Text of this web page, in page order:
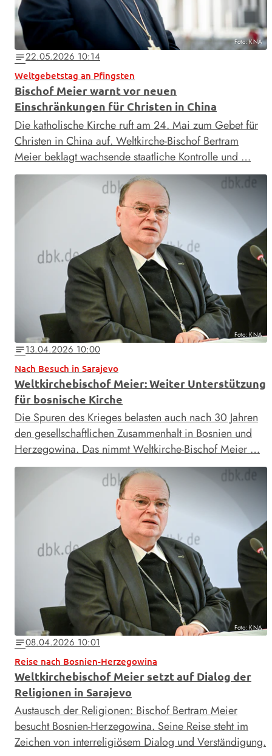
Foto: KNA
notes22.05.2026 10:14
Weltgebetstag an Pfingsten
Bischof Meier warnt vor neuen
Einschränkungen für Christen in China
Die katholische Kirche ruft am 24. Mai zum Gebet für
Christen in China auf. Weltkirche-Bischof Bertram
Meier beklagt wachsende staatliche Kontrolle und …
Foto: KNA
notes13.04.2026 10:00
Nach Besuch in Sarajevo
Weltkirchebischof Meier: Weiter Unterstützung
für bosnische Kirche
Die Spuren des Krieges belasten auch nach 30 Jahren
den gesellschaftlichen Zusammenhalt in Bosnien und
Herzegowina. Das nimmt Weltkirche-Bischof Meier …
Foto: KNA
notes08.04.2026 10:01
Reise nach Bosnien-Herzegowina
Weltkirchebischof Meier setzt auf Dialog der
Religionen in Sarajevo
Austausch der Religionen: Bischof Bertram Meier
besucht Bosnien-Herzegowina. Seine Reise steht im
Zeichen von interreligiösem Dialog und Verständigung.